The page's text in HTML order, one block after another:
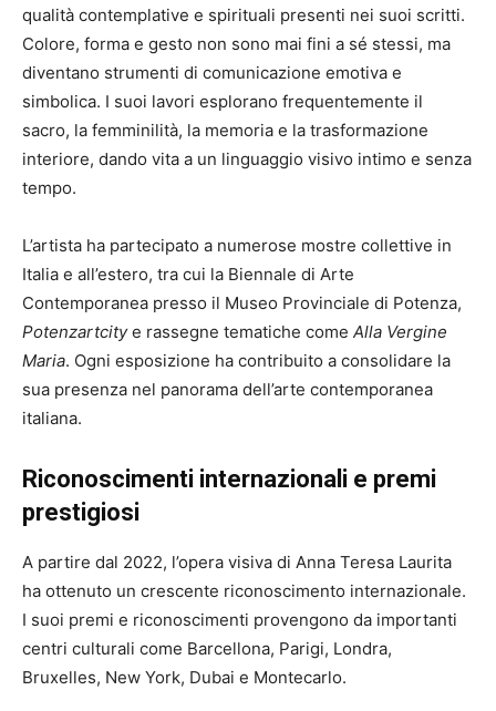
qualità contemplative e spirituali presenti nei suoi scritti.
Colore, forma e gesto non sono mai fini a sé stessi, ma
diventano strumenti di comunicazione emotiva e
simbolica. I suoi lavori esplorano frequentemente il
sacro, la femminilità, la memoria e la trasformazione
interiore, dando vita a un linguaggio visivo intimo e senza
tempo.
L’artista ha partecipato a numerose mostre collettive in
Italia e all’estero, tra cui la Biennale di Arte
Contemporanea presso il Museo Provinciale di Potenza,
Potenzartcitye rassegne tematiche come Alla Vergine
Maria. Ogni esposizione ha contribuito a consolidare la
sua presenza nel panorama dell’arte contemporanea
italiana.
Riconoscimenti internazionali e premi
prestigiosi
A partire dal 2022, l’opera visiva di Anna Teresa Laurita
ha ottenuto un crescente riconoscimento internazionale.
I suoi premi e riconoscimenti provengono da importanti
centri culturali come Barcellona, Parigi, Londra,
Bruxelles, New York, Dubai e Montecarlo.